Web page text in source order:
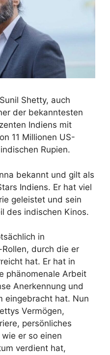
Shetty, auch
der bekanntesten
Indiens mit
11 Millionen US-
Rupien.
bekannt und gilt als
Indiens. Er hat viel
geleistet und sein
des indischen Kinos.
in
durch die er
hat. Er hat in
phänomenale Arbeit
Anerkennung und
eingebracht hat. Nun
Vermögen,
persönliches
er so einen
verdient hat,